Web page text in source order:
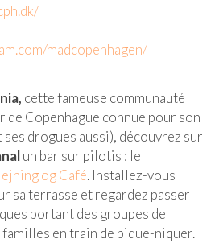
madcopenhagen/
cette fameuse communauté
de Copenhague connue pour son
drogues aussi), découvrez sur
un bar sur pilotis : le
og Café. Installez-vous
sa terrasse et regardez passer
portant des groupes de
en train de pique-niquer.